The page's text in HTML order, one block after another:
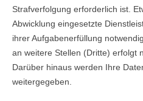
Strafverfolgung erforderlich ist.
Abwicklung eingesetzte
ihrer Aufgabenerfüllung
an weitere Stellen (Dritte) erfolgt
Darüber hinaus werden Ihre
weitergegeben.